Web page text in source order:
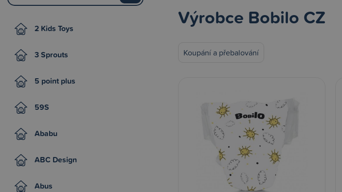
2 Kids Toys
3 Sprouts
5 point plus
59S
Ababu
ABC Design
Abus
Výrobce Bobilo CZ
Koupání a přebalování